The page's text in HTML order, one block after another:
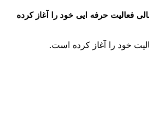
فعالیت حرفه ایی خود را آغاز کرده